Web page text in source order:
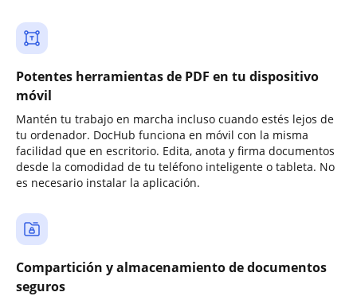
Potentes herramientas de PDF en tu dispositivo
móvil
Mantén tu trabajo en marcha incluso cuando estés lejos de
tu ordenador. DocHub funciona en móvil con la misma
facilidad que en escritorio. Edita, anota y firma documentos
desde la comodidad de tu teléfono inteligente o tableta. No
es necesario instalar la aplicación.
Compartición y almacenamiento de documentos
seguros